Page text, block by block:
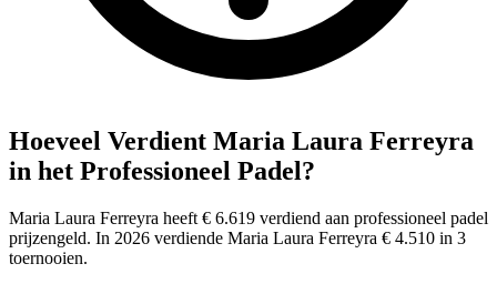
Hoeveel Verdient Maria Laura Ferreyra
in het Professioneel Padel?
Maria Laura Ferreyra heeft € 6.619 verdiend aan professioneel padel
prijzengeld. In 2026 verdiende Maria Laura Ferreyra € 4.510 in 3
toernooien.